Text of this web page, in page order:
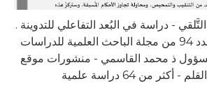
- دراسة في البُعد التفاعلي للتدوينة .
محسن رمضاني - العدد 94 من مجلة الباحث العلمية للدراسات
ذ محمد القاسمي - منشورات موقع
من 64 دراسة علمية